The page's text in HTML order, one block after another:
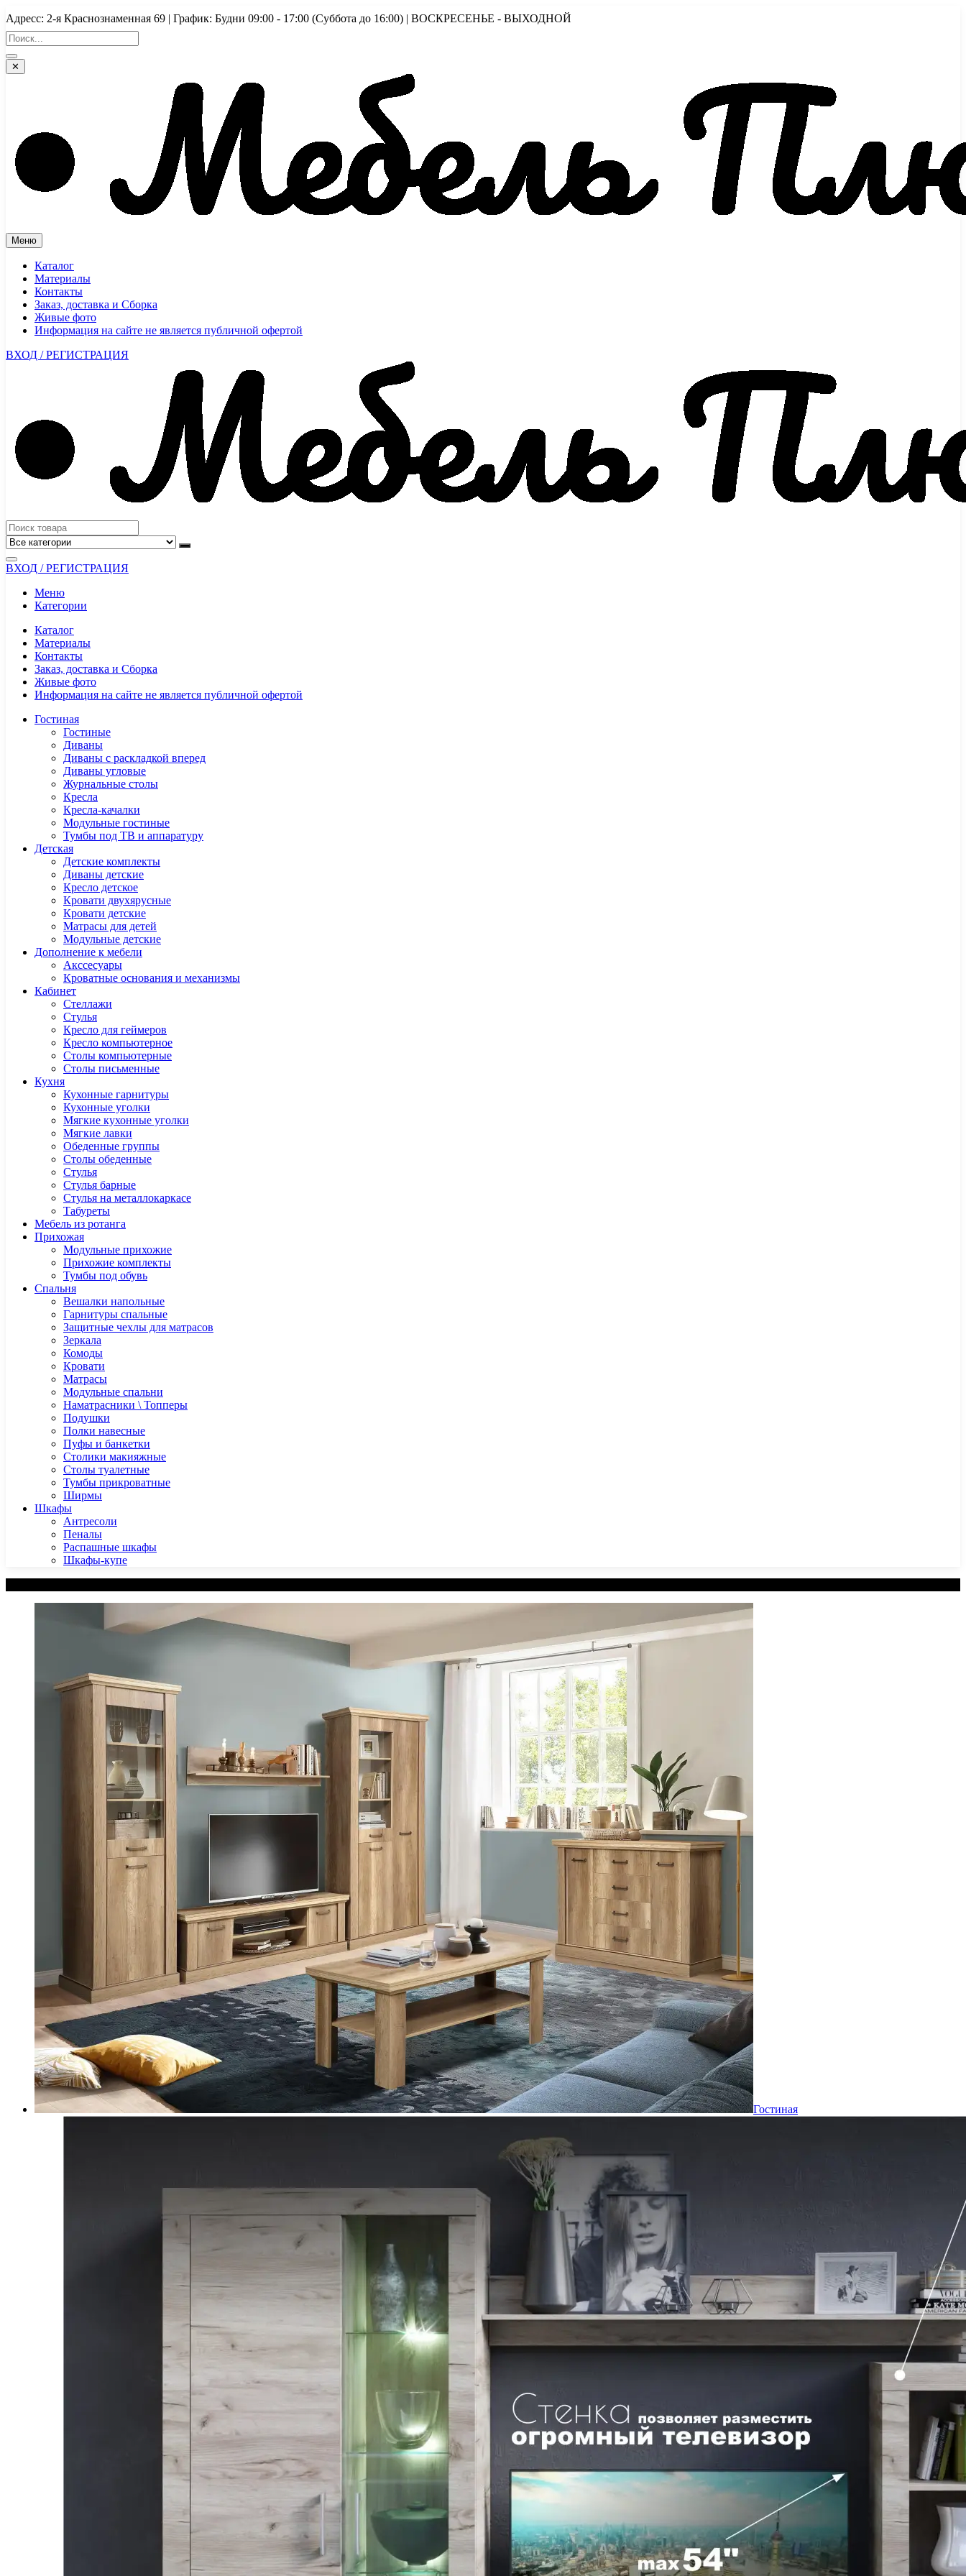
к
содержимому
Адресс: 2-я Краснознаменная 69 | График: Будни 09:00 - 17:00 (Суббота до 16:00) | ВОСКРЕСЕНЬЕ - ВЫХОДНОЙ
✕
Меню
Каталог
Материалы
Контакты
Заказ, доставка и Сборка
Живые фото
Информация на сайте не является публичной офертой
ВХОД / РЕГИСТРАЦИЯ
ВХОД / РЕГИСТРАЦИЯ
Меню
Категории
Каталог
Материалы
Контакты
Заказ, доставка и Сборка
Живые фото
Информация на сайте не является публичной офертой
Гостиная
Гостиные
Диваны
Диваны с раскладкой вперед
Диваны угловые
Журнальные столы
Кресла
Кресла-качалки
Модульные гостиные
Тумбы под ТВ и аппаратуру
Детская
Детские комплекты
Диваны детские
Кресло детское
Кровати двухярусные
Кровати детские
Матрасы для детей
Модульные детские
Дополнение к мебели
Акссесуары
Кроватные основания и механизмы
Кабинет
Cтеллажи
Cтулья
Кресло для геймеров
Кресло компьютерное
Столы компьютерные
Столы письменные
Кухня
Кухонные гарнитуры
Кухонные уголки
Мягкие кухонные уголки
Мягкие лавки
Обеденные группы
Столы обеденные
Стулья
Стулья барные
Стулья на металлокаркасе
Табуреты
Мебель из ротанга
Прихожая
Модульные прихожие
Прихожие комплекты
Тумбы под обувь
Спальня
Вешалки напольные
Гарнитуры спальные
Защитные чехлы для матрасов
Зеркала
Комоды
Кровати
Матрасы
Модульные спальни
Наматрасники \ Топперы
Подушки
Полки навесные
Пуфы и банкетки
Столики макияжные
Столы туалетные
Тумбы прикроватные
Ширмы
Шкафы
Антресоли
Пеналы
Распашные шкафы
Шкафы-купе
Гостиная